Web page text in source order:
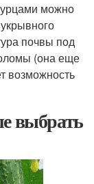
можно
почвы под
(она еще
возможность
выбрать